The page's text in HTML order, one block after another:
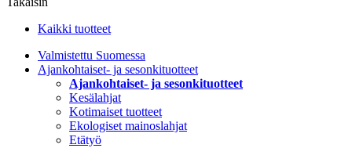
Kaikki tuotteet
Valmistettu Suomessa
Ajankohtaiset- ja sesonkituotteet
Ajankohtaiset- ja sesonkituotteet
Kesälahjat
Kotimaiset tuotteet
Ekologiset mainoslahjat
Etätyö